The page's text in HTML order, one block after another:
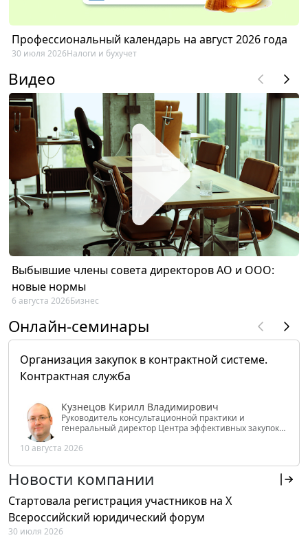
Профессиональный календарь на август 2026 года
30 июля 2026Налоги и бухучет
Видео
Выбывшие члены совета директоров АО и ООО:
новые нормы
6 августа 2026Бизнес
Онлайн-семинары
Организация закупок в контрактной системе.
Контрактная служба
Кузнецов Кирилл Владимирович
Руководитель консультационной практики и
генеральный директор Центра эффективных закупок
РФ
10 августа 2026
Новости компании
Стартовала регистрация участников на X
Всероссийский юридический форум
30 июля 2026